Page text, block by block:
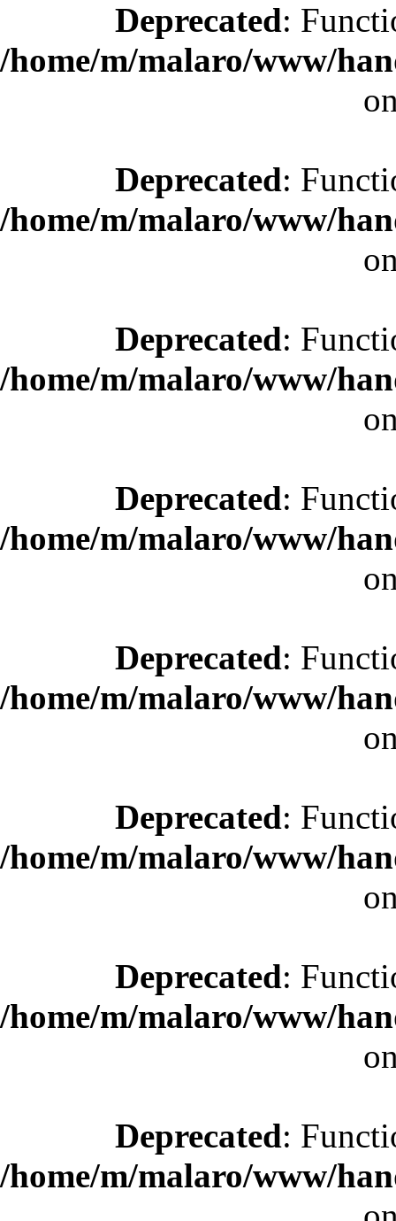
Deprecated:
/home/m/malaro/www/
Deprecated:
/home/m/malaro/www/
Deprecated:
/home/m/malaro/www/
Deprecated:
/home/m/malaro/www/
Deprecated:
/home/m/malaro/www/
Deprecated:
/home/m/malaro/www/
Deprecated:
/home/m/malaro/www/
Deprecated:
/home/m/malaro/www/